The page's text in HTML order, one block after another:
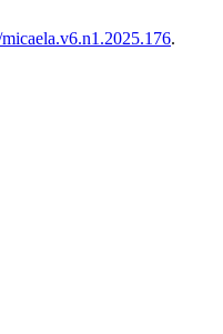
.